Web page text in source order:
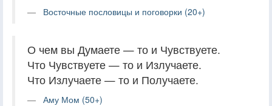
Восточные пословицы и поговорки (20+)
О чем вы Думаете — то и Чувствуете.
Что Чувствуете — то и Излучаете.
Что Излучаете — то и Получаете.
Аму Мом (50+)